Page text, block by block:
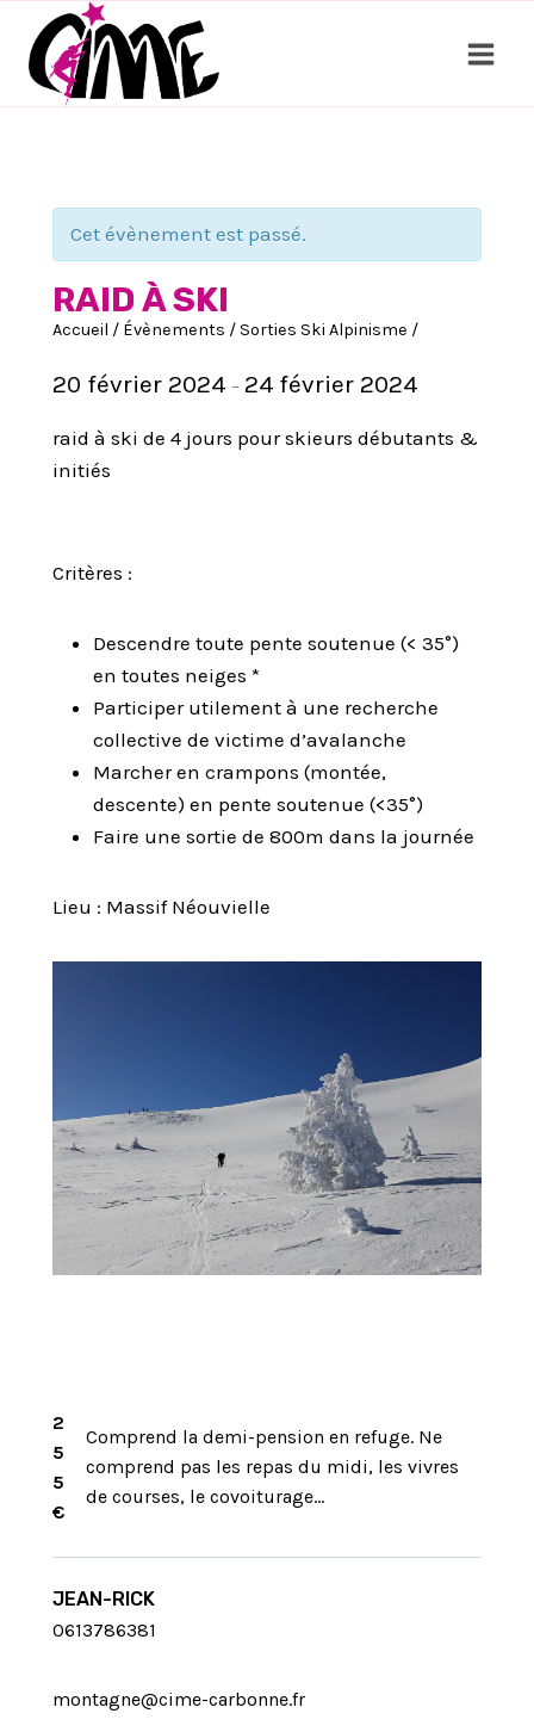
contenu
Cet évènement est passé.
RAID À SKI
Accueil / Évènements /Sorties Ski Alpinisme /
20 février 2024 – 24 février 2024
raid à ski de 4 jours pour skieurs débutants &
initiés
Critères :
Descendre toute pente soutenue (< 35°)
en toutes neiges *
Participer utilement à une recherche
collective de victime d’avalanche
Marcher en crampons (montée,
descente) en pente soutenue (<35°)
Faire une sortie de 800m dans la journée
Lieu : Massif Néouvielle
2
5
5
€
Comprend la demi-pension en refuge. Ne
comprend pas les repas du midi, les vivres
de courses, le covoiturage…
JEAN-RICK
0613786381
montagne@cime-carbonne.fr